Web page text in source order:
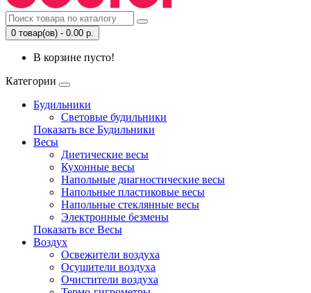
0 товар(ов) - 0.00 р.
В корзине пусто!
Категории
Будильники
Световые будильники
Показать все Будильники
Весы
Диетические весы
Кухонные весы
Напольные диагностические весы
Напольные пластиковые весы
Напольные стеклянные весы
Электронные безмены
Показать все Весы
Воздух
Освежители воздуха
Осушители воздуха
Очистители воздуха